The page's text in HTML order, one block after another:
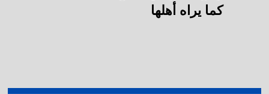
كما يراه أهلها